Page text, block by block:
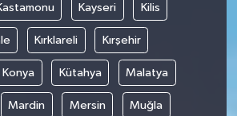
Kayseri Kilis
Kırklareli Kırşehir
Konya Kütahya Malatya
Mardin Mersin Muğla